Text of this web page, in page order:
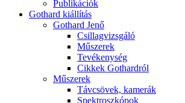
Pub­li­ká­ci­ók
Got­hard ki­ál­lí­tás
Got­hard Je­nő
Csil­lag­vizs­gá­ló
Mű­sze­rek
Te­vé­keny­ség
Cik­kek Got­hard­ról
Mű­sze­rek
Táv­csö­vek, ka­me­rák
Spekt­rosz­kó­pok